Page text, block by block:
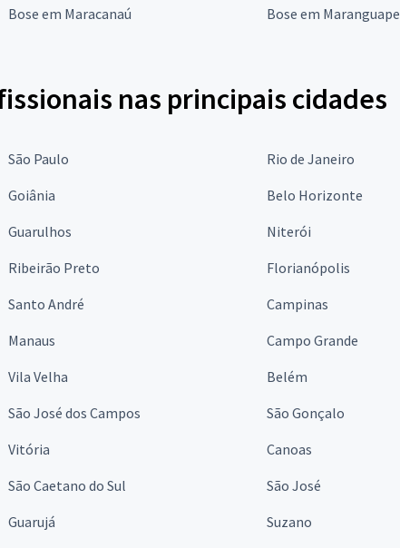
Bose em Maracanaú Bose em Maranguape
nas principais cidades
São Paulo Rio de Janeiro
Goiânia Belo Horizonte
Guarulhos Niterói
Ribeirão Preto Florianópolis
Santo André Campinas
Manaus Campo Grande
Vila Velha Belém
São José dos Campos São Gonçalo
Vitória Canoas
São Caetano do Sul São José
Guarujá Suzano